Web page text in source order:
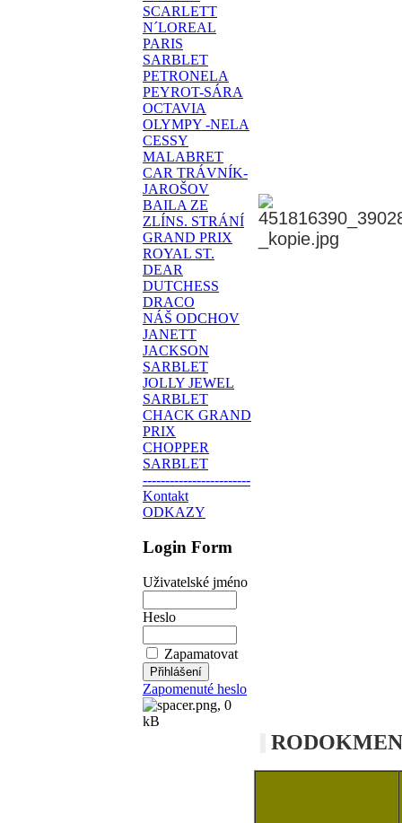
SCARLETT
N´LOREAL
PARIS
SARBLET
PETRONELA
PEYROT-SÁRA
OCTAVIA
OLYMPY -NELA
CESSY
MALABRET
CAR TRÁVNÍK-
JAROŠOV
BAILA ZE
ZLÍNS. STRÁNÍ
GRAND PRIX
ROYAL ST.
DEAR
DUTCHESS
DRACO
NÁŠ ODCHOV
JANETT
JACKSON
SARBLET
JOLLY JEWEL
SARBLET
CHACK GRAND
PRIX
CHOPPER
SARBLET
------------------------
Kontakt
ODKAZY
Login Form
Uživatelské jméno
Heslo
Zapamatovat
Zapomenuté heslo